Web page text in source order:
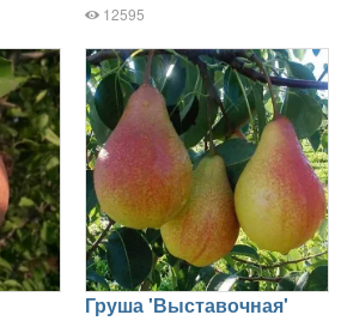
12595
Груша 'Выставочная'